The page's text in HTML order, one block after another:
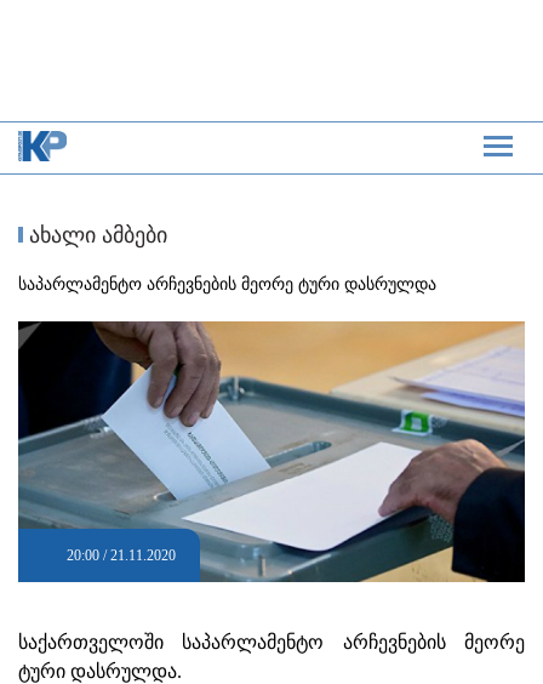
ახალი ამბები
საპარლამენტო არჩევნების მეორე ტური დასრულდა
20:00 / 21.11.2020
საქართველოში საპარლამენტო არჩევნების მეორე
ტური დასრულდა.